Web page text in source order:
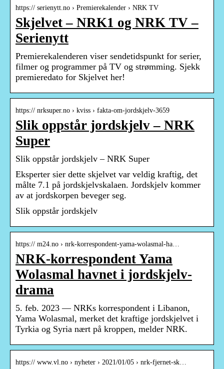
https:// serienytt.no › Premierekalender › NRK TV
Skjelvet – NRK1 og NRK TV –
Serienytt
Premierekalenderen viser sendetidspunkt for serier,
filmer og programmer på TV og strømming. Sjekk
premieredato for Skjelvet her!
https:// nrksuper.no › kviss › fakta-om-jordskjelv-3659
Slik oppstår jordskjelv – NRK
Super
Slik oppstår jordskjelv – NRK Super
Eksperter sier dette skjelvet var veldig kraftig, det
målte 7.1 på jordskjelvskalaen. Jordskjelv kommer
av at jordskorpen beveger seg.
Slik oppstår jordskjelv
https:// m24.no › nrk-korrespondent-yama-wolasmal-ha…
NRK-korrespondent Yama
Wolasmal havnet i jordskjelv-
drama
5. feb. 2023 — NRKs korrespondent i Libanon,
Yama Wolasmal, merket det kraftige jordskjelvet i
Tyrkia og Syria nært på kroppen, melder NRK.
https:// www.vl.no › nyheter › 2021/01/05 › nrk-fjernet-sk…